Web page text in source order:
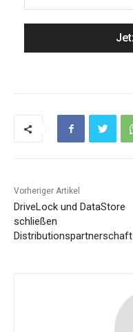
Vorheriger Artikel
DriveLock und DataStore
schließen
Distributionspartnerschaft